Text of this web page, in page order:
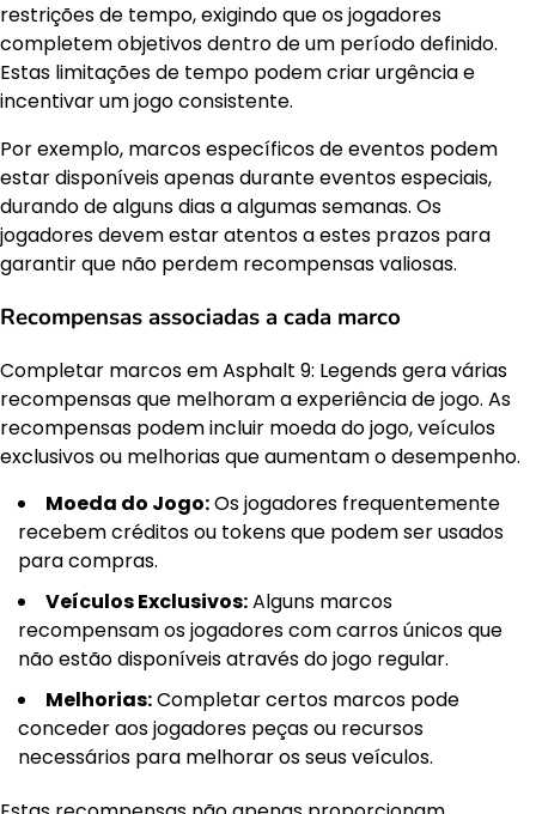
restrições de tempo, exigindo que os jogadores
completem objetivos dentro de um período definido.
Estas limitações de tempo podem criar urgência e
incentivar um jogo consistente.
Por exemplo, marcos específicos de eventos podem
estar disponíveis apenas durante eventos especiais,
durando de alguns dias a algumas semanas. Os
jogadores devem estar atentos a estes prazos para
garantir que não perdem recompensas valiosas.
Recompensas associadas a cada marco
Completar marcos em Asphalt 9: Legends gera várias
recompensas que melhoram a experiência de jogo. As
recompensas podem incluir moeda do jogo, veículos
exclusivos ou melhorias que aumentam o desempenho.
Moeda do Jogo:Os jogadores frequentemente
recebem créditos ou tokens que podem ser usados
para compras.
Veículos Exclusivos:Alguns marcos
recompensam os jogadores com carros únicos que
não estão disponíveis através do jogo regular.
Melhorias:Completar certos marcos pode
conceder aos jogadores peças ou recursos
necessários para melhorar os seus veículos.